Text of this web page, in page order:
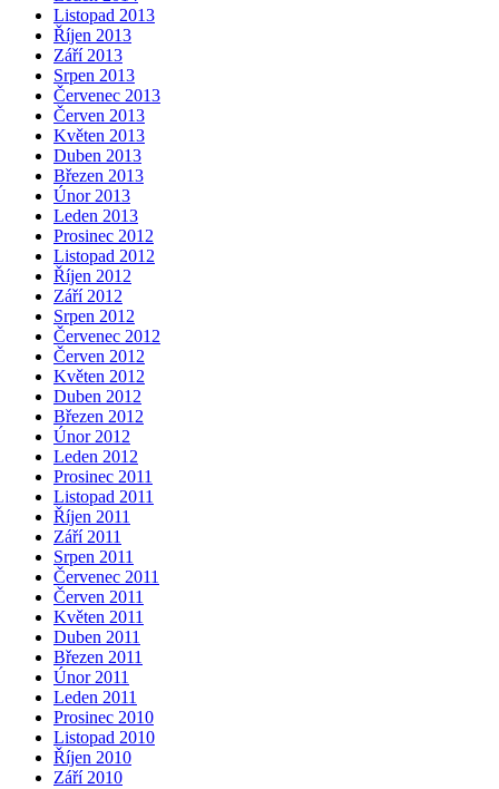
Listopad 2013
Říjen 2013
Září 2013
Srpen 2013
Červenec 2013
Červen 2013
Květen 2013
Duben 2013
Březen 2013
Únor 2013
Leden 2013
Prosinec 2012
Listopad 2012
Říjen 2012
Září 2012
Srpen 2012
Červenec 2012
Červen 2012
Květen 2012
Duben 2012
Březen 2012
Únor 2012
Leden 2012
Prosinec 2011
Listopad 2011
Říjen 2011
Září 2011
Srpen 2011
Červenec 2011
Červen 2011
Květen 2011
Duben 2011
Březen 2011
Únor 2011
Leden 2011
Prosinec 2010
Listopad 2010
Říjen 2010
Září 2010